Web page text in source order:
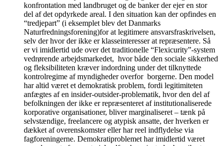
konfrontation med landbruget og de banker der ejer en stor
del af det opdyrkede areal. I den situation kan der opfindes en
“tredjepart” (i eksemplet blev det Danmarks
Naturfredningsforening)for at legitimere ansvarsfraskrivelsen,
selv der hvor der ikke er klasseinteresser at repræsentere. Så
er vi imidlertid ude over det traditionelle “Flexicurity”-system
vedrørende arbejdsmarkedet, hvor både den sociale sikkerhed
og fleksibiliteten kræver indordning under det tilknyttede
kontrolregime af myndigheder overfor borgerne. Den model
har altid været et demokratisk problem, fordi legitimiteten
anfægtes af en insider-outsider-problematik, hvor den del af
befolkningen der ikke er repræsenteret af institutionaliserede
korporative organisationer, bliver marginaliseret – tænk på
selvstændige, freelancere og atypisk ansatte, der hverken er
dækket af overenskomster eller har reel indflydelse via
fagforeningerne. Demokratiproblemet har imidlertid været